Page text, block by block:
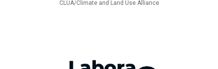
CLUA/Climate and Land Use Alliance